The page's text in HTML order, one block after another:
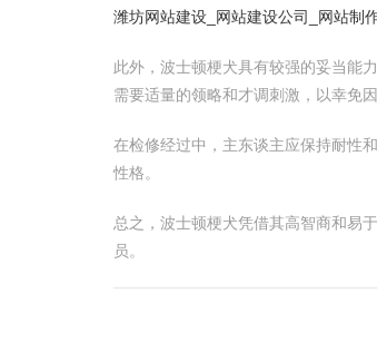
潍坊网站建设_网站建设公司_网站制
此外，波士顿梗犬具有较强的妥当能力
需要适量的领略和才调刺激，以幸免
在检修经过中，主东谈主应保持耐性
性格。
总之，波士顿梗犬凭借其高智商和易
员。